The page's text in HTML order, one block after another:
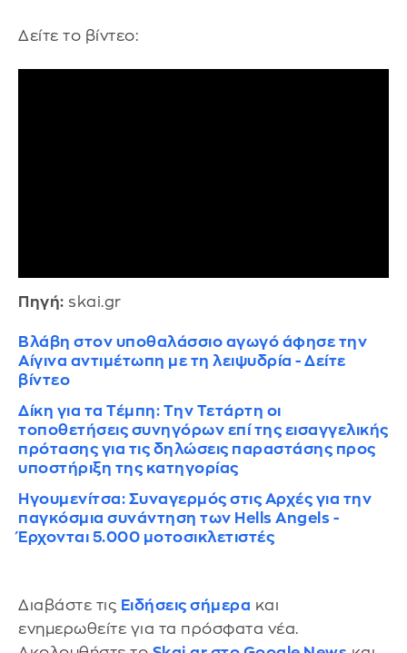
Δείτε το βίντεο:
Πηγή: skai.gr
Βλάβη στον υποθαλάσσιο αγωγό άφησε την
Αίγινα αντιμέτωπη με τη λειψυδρία - Δείτε
βίντεο
Δίκη για τα Τέμπη: Την Τετάρτη οι
τοποθετήσεις συνηγόρων επί της εισαγγελικής
πρότασης για τις δηλώσεις παραστάσης προς
υποστήριξη της κατηγορίας
Ηγουμενίτσα: Συναγερμός στις Αρχές για την
παγκόσμια συνάντηση των Hells Angels -
Έρχονται 5.000 μοτοσικλετιστές
Διαβάστε τις Ειδήσεις σήμερα και
ενημερωθείτε για τα πρόσφατα νέα.